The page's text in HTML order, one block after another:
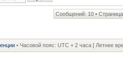
Сообщений: 10 • Страница
• Часовой пояс: UTC + 2 часа [ Летнее